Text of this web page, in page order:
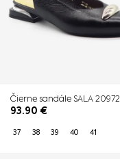
Čierne sandále SALA 20972
93.90 €
37 38 39 40 41